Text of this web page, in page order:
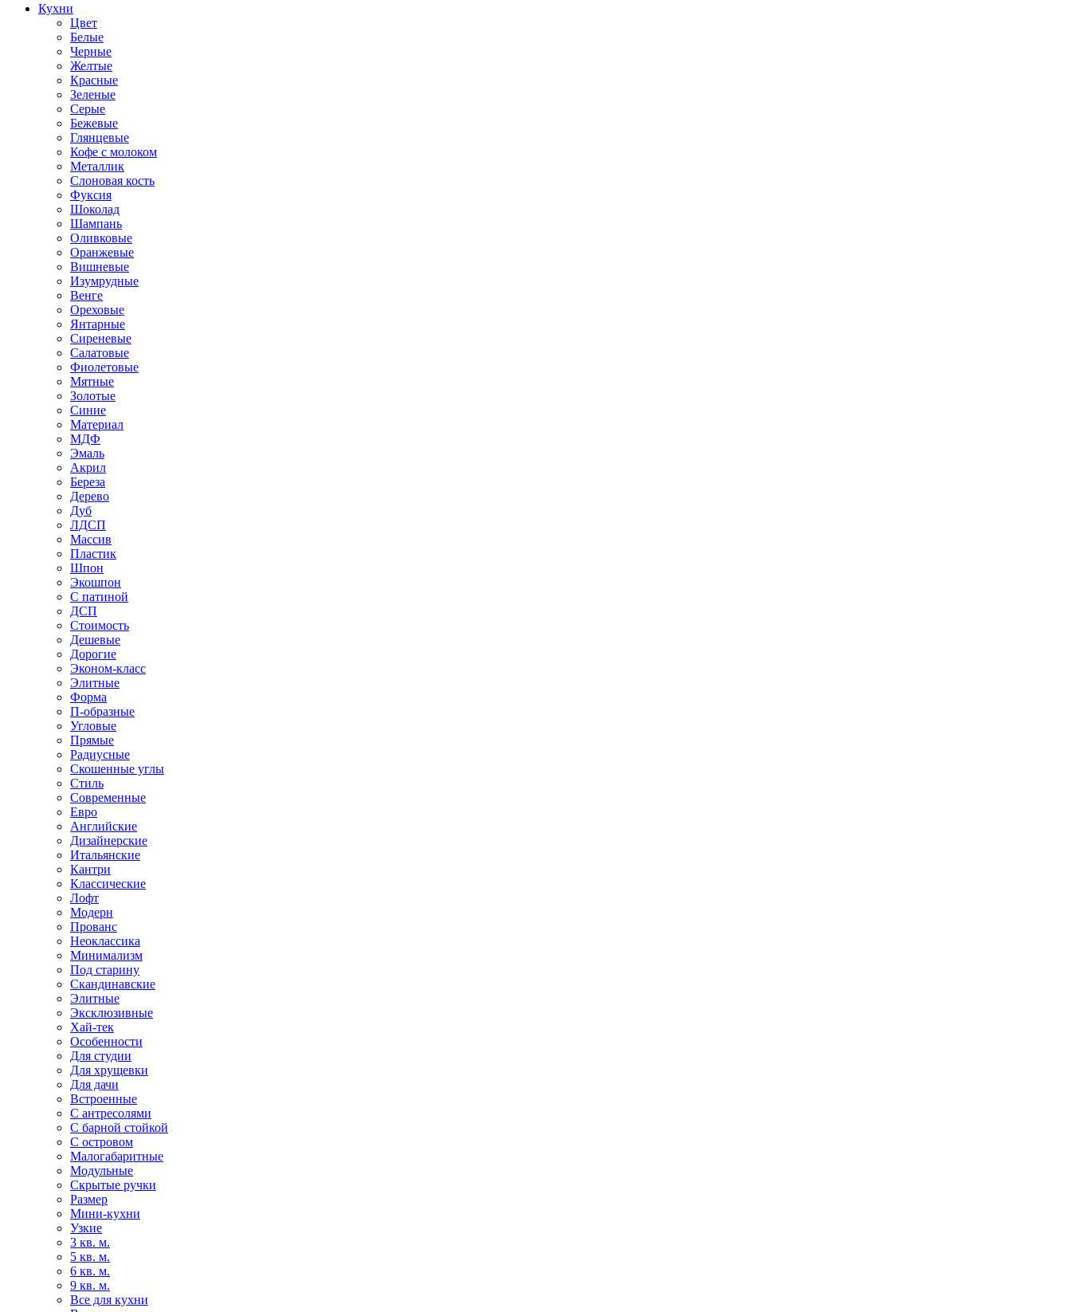
Кухни
Цвет
Белые
Черные
Желтые
Красные
Зеленые
Серые
Бежевые
Глянцевые
Кофе с молоком
Металлик
Слоновая кость
Фуксия
Шоколад
Шампань
Оливковые
Оранжевые
Вишневые
Изумрудные
Венге
Ореховые
Янтарные
Сиреневые
Салатовые
Фиолетовые
Мятные
Золотые
Синие
Материал
МДФ
Эмаль
Акрил
Береза
Дерево
Дуб
ЛДСП
Массив
Пластик
Шпон
Экошпон
С патиной
ДСП
Стоимость
Дешевые
Дорогие
Эконом-класс
Элитные
Форма
П-образные
Угловые
Прямые
Радиусные
Скошенные углы
Стиль
Современные
Евро
Английские
Дизайнерские
Итальянские
Кантри
Классические
Лофт
Модерн
Прованс
Неоклассика
Минимализм
Под старину
Скандинавские
Элитные
Эксклюзивные
Хай-тек
Особенности
Для студии
Для хрущевки
Для дачи
Встроенные
С антресолями
С барной стойкой
С островом
Малогабаритные
Модульные
Скрытые ручки
Размер
Мини-кухни
Узкие
3 кв. м.
5 кв. м.
6 кв. м.
9 кв. м.
Все для кухни